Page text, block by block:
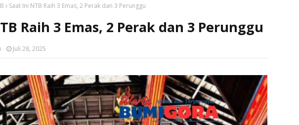
Saat Ini NTB Raih 3 Emas, 2 Perak dan 3 Perunggu
Raih 3 Emas, 2 Perak dan 3 Perunggu
Juli 28, 2025